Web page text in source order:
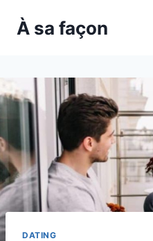
À sa façon
DATING